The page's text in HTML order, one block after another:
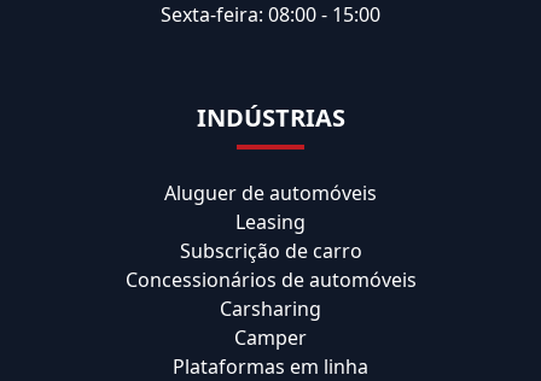
Sexta-feira: 08:00 - 15:00
INDÚSTRIAS
Aluguer de automóveis
Leasing
Subscrição de carro
Concessionários de automóveis
Carsharing
Camper
Plataformas em linha